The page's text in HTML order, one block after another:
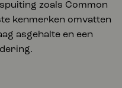
zoals Common
kenmerken omvatten
asgehalte en een